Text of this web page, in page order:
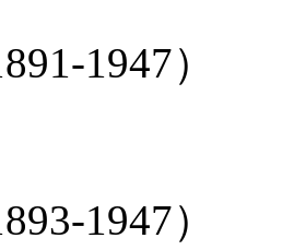
1947）
1947）